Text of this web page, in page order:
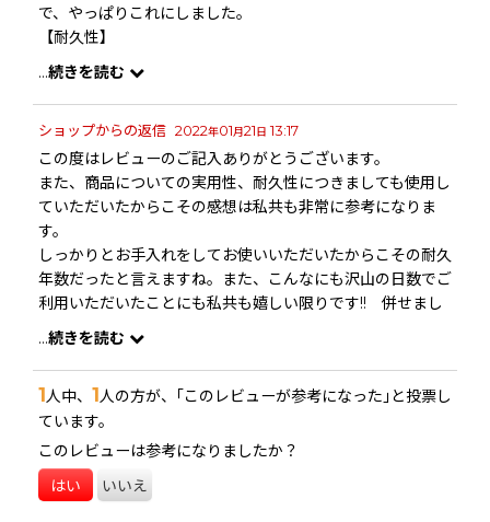
で、やっぱりこれにしました。
【耐久性】
１個目は、ポリウレタンの本体が陽焼けで硬化し、空気バ
ルブの付け根から空気漏れするようになりましたが、３年半
で 約４００日、大学生活と同じぐらい使い込んだので納得
の寿命でした。 ポリウレタンは、風呂場で乾燥させた時に
熱風があたってしまったので、それがなければ５００日は大
丈夫だったでしょう。
【改良検討のお願い】
空気バルブは、何かが引っかかったり、バルブをつまんで
持ち上げたりして付け根に負荷がかかったからでしょう。
もっと注意すべきだったけれど、長年使っていれば致し方な
いところ。 一方でメーカーさんにとっても、この形状には
...続きを読む
ショップからの返信 2022年01月21日 13:17
この度はレビューのご記入ありがとうございます。
また、商品についての実用性、耐久性につきましても使用し
ていただいたからこその感想は私共も非常に参考になりま
す。
しっかりとお手入れをしてお使いいただいたからこその耐久
年数だったと言えますね。また、こんなにも沢山の日数でご
利用いただいたことにも私共も嬉しい限りです!! 併せまし
てお礼申し上げます。
改良点についての貴重なご意見誠にありがとうございます。
いただきましたご意見箇所につきましては、今後の参考にさ
せていただきます。良い商品をご提供できますよう努めて参
りますので是非またのご利用お待ちしております。
...続きを読む
1人中、 1人の方が、｢このレビューが参考になった｣と投票し
ています。
このレビューは参考になりましたか？
はい いいえ